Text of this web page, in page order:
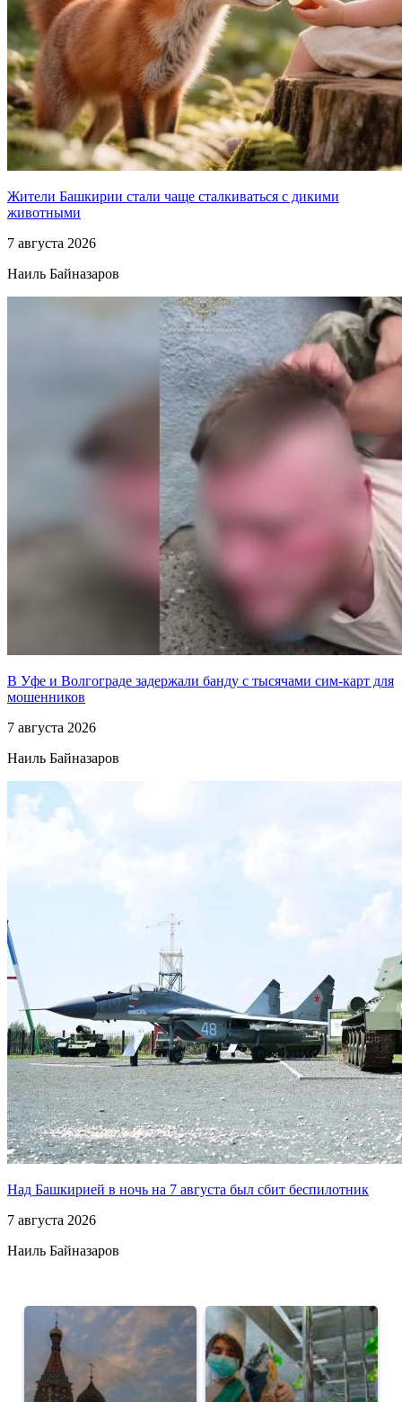
Жители Башкирии стали чаще сталкиваться с дикими
животными
7 августа 2026
Наиль Байназаров
В Уфе и Волгограде задержали банду с тысячами сим-карт для
мошенников
7 августа 2026
Наиль Байназаров
Над Башкирией в ночь на 7 августа был сбит беспилотник
7 августа 2026
Наиль Байназаров